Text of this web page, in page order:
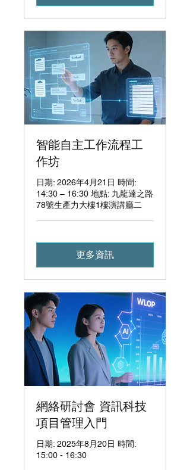
智能自主工作流程工
作坊
日期: 2026年4月21日 時間:
14:30 – 16:30 地點: 九龍達之路
78號 生產力大樓1樓 演講廳二
更多資訊
網絡研討會 資訊科技
項目管理入門
日期: 2025年8月20日 時間:
15:00 - 16:30